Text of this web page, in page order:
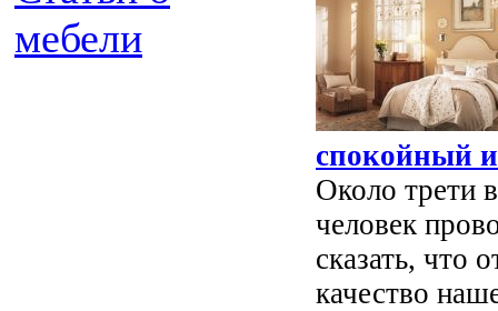
мебели
спокойный
Около трети
человек
сказать, что
качество